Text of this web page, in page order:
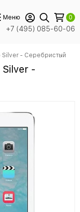
+7 (495) 085-60-06
Меню 0
Silver - Серебристый
Silver -